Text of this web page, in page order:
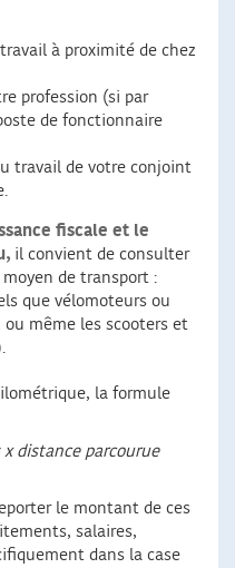
à proximité de chez
profession (si par
de fonctionnaire
travail de votre conjoint
fiscale et le
il convient de consulter
de transport :
que vélomoteurs ou
ou même les scooters et
la formule
distance parcourue
le montant de ces
salaires,
dans la case